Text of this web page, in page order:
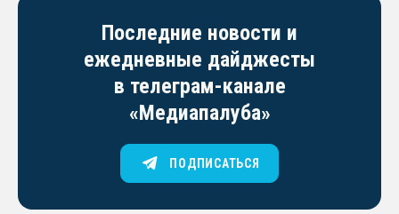
Последние новости и
ежедневные дайджесты
в телеграм-канале
«Медиапалуба»
ПОДПИСАТЬСЯ